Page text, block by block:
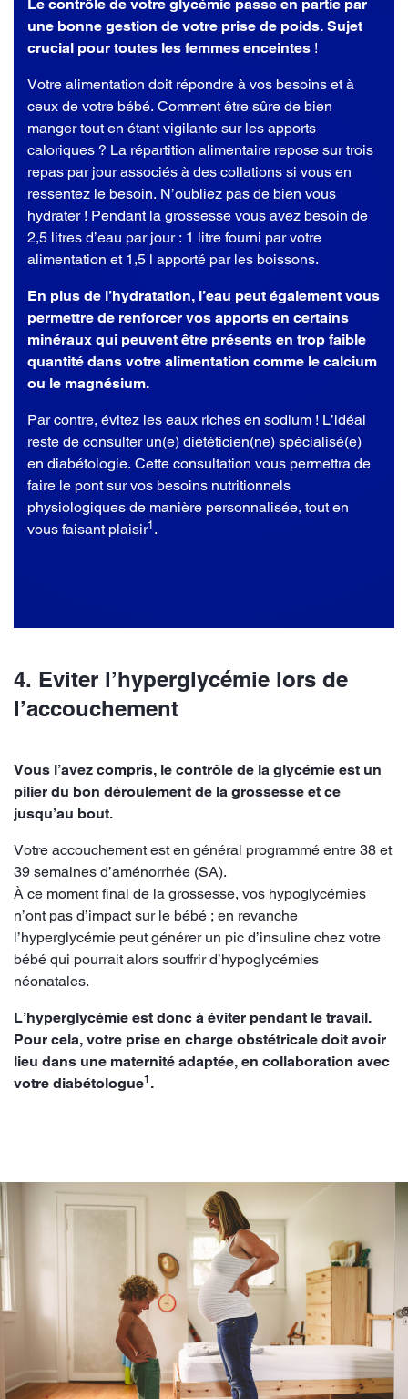
Le contrôle de votre glycémie passe en partie par
une bonne gestion de votre prise de poids. Sujet
crucial pour toutes les femmes enceintes !
Votre alimentation doit répondre à vos besoins et à
ceux de votre bébé. Comment être sûre de bien
manger tout en étant vigilante sur les apports
caloriques ? La répartition alimentaire repose sur trois
repas par jour associés à des collations si vous en
ressentez le besoin. N’oubliez pas de bien vous
hydrater ! Pendant la grossesse vous avez besoin de
2,5 litres d’eau par jour : 1 litre fourni par votre
alimentation et 1,5 l apporté par les boissons.
En plus de l’hydratation, l’eau peut également vous
permettre de renforcer vos apports en certains
minéraux qui peuvent être présents en trop faible
quantité dans votre alimentation comme le calcium
ou le magnésium.
Par contre, évitez les eaux riches en sodium ! L’idéal
reste de consulter un(e) diététicien(ne) spécialisé(e)
en diabétologie. Cette consultation vous permettra de
faire le pont sur vos besoins nutritionnels
physiologiques de manière personnalisée, tout en
vous faisant plaisir1 .
4. Eviter l’hyperglycémie lors de
l’accouchement
Vous l’avez compris, le contrôle de la glycémie est un
pilier du bon déroulement de la grossesse et ce
jusqu’au bout.
Votre accouchement est en général programmé entre 38 et
39 semaines d’aménorrhée (SA).
À ce moment final de la grossesse, vos hypoglycémies
n’ont pas d’impact sur le bébé ; en revanche
l’hyperglycémie peut générer un pic d’insuline chez votre
bébé qui pourrait alors souffrir d’hypoglycémies
néonatales.
L’hyperglycémie est donc à éviter pendant le travail.
Pour cela, votre prise en charge obstétricale doit avoir
lieu dans une maternité adaptée, en collaboration avec
votre diabétologue1 .